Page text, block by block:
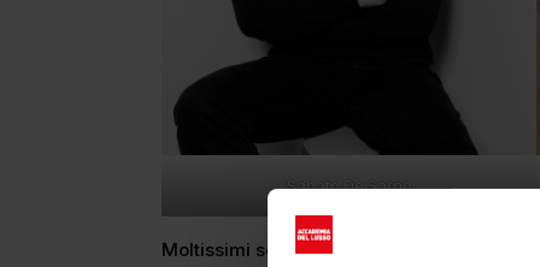
Sabato De Sarno
Moltissimi sono i designer che scelgono il